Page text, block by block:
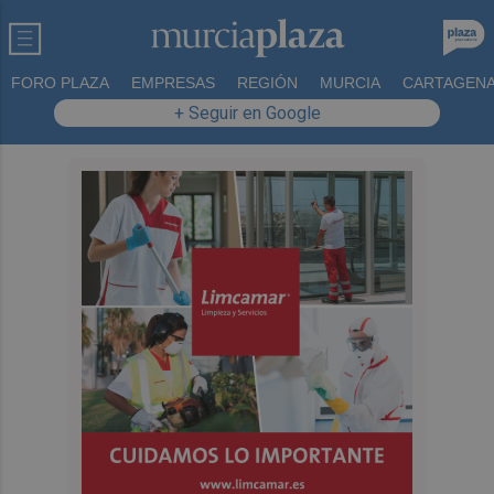
FORO PLAZA EMPRESAS REGIÓN MURCIA
+ Seguir en Google